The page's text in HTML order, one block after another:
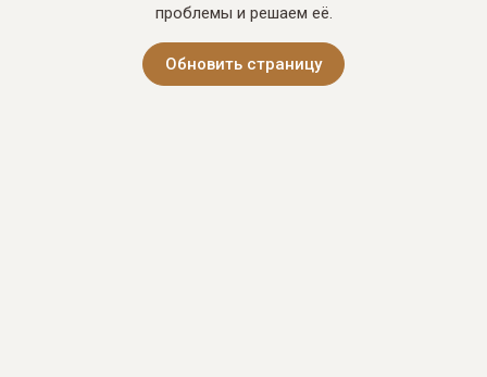
проблемы и решаем её.
Обновить страницу